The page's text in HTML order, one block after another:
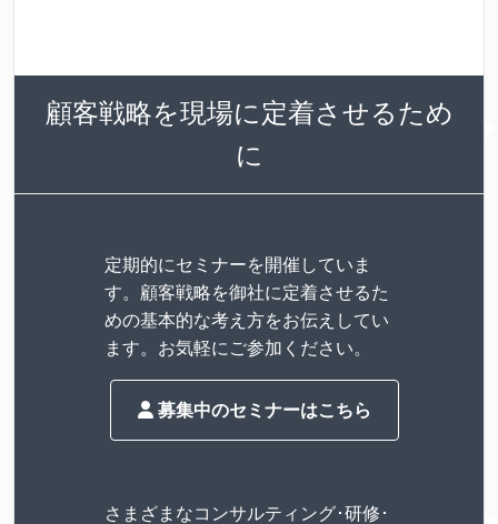
顧客戦略を現場に定着させるため
に
定期的にセミナーを開催していま
す。顧客戦略を御社に定着させるた
めの基本的な考え方をお伝えしてい
ます。お気軽にご参加ください。
募集中のセミナーはこちら
さまざまなコンサルティング･研修･